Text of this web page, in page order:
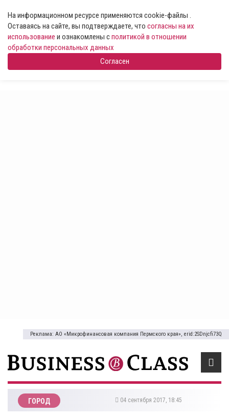
На информационном ресурсе применяются cookie-файлы .
Оставаясь на сайте, вы подтверждаете, что согласны на их
использование и ознакомлены сполитикой в отношении
обработки персональных данных
Согласен
Реклама: АО «Микрофинансовая компания Пермского края», erid:2SDnjcfi73Q
ГОРОД 04 сентября 2017, 18:45